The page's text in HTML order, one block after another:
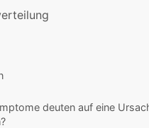
deuten auf eine